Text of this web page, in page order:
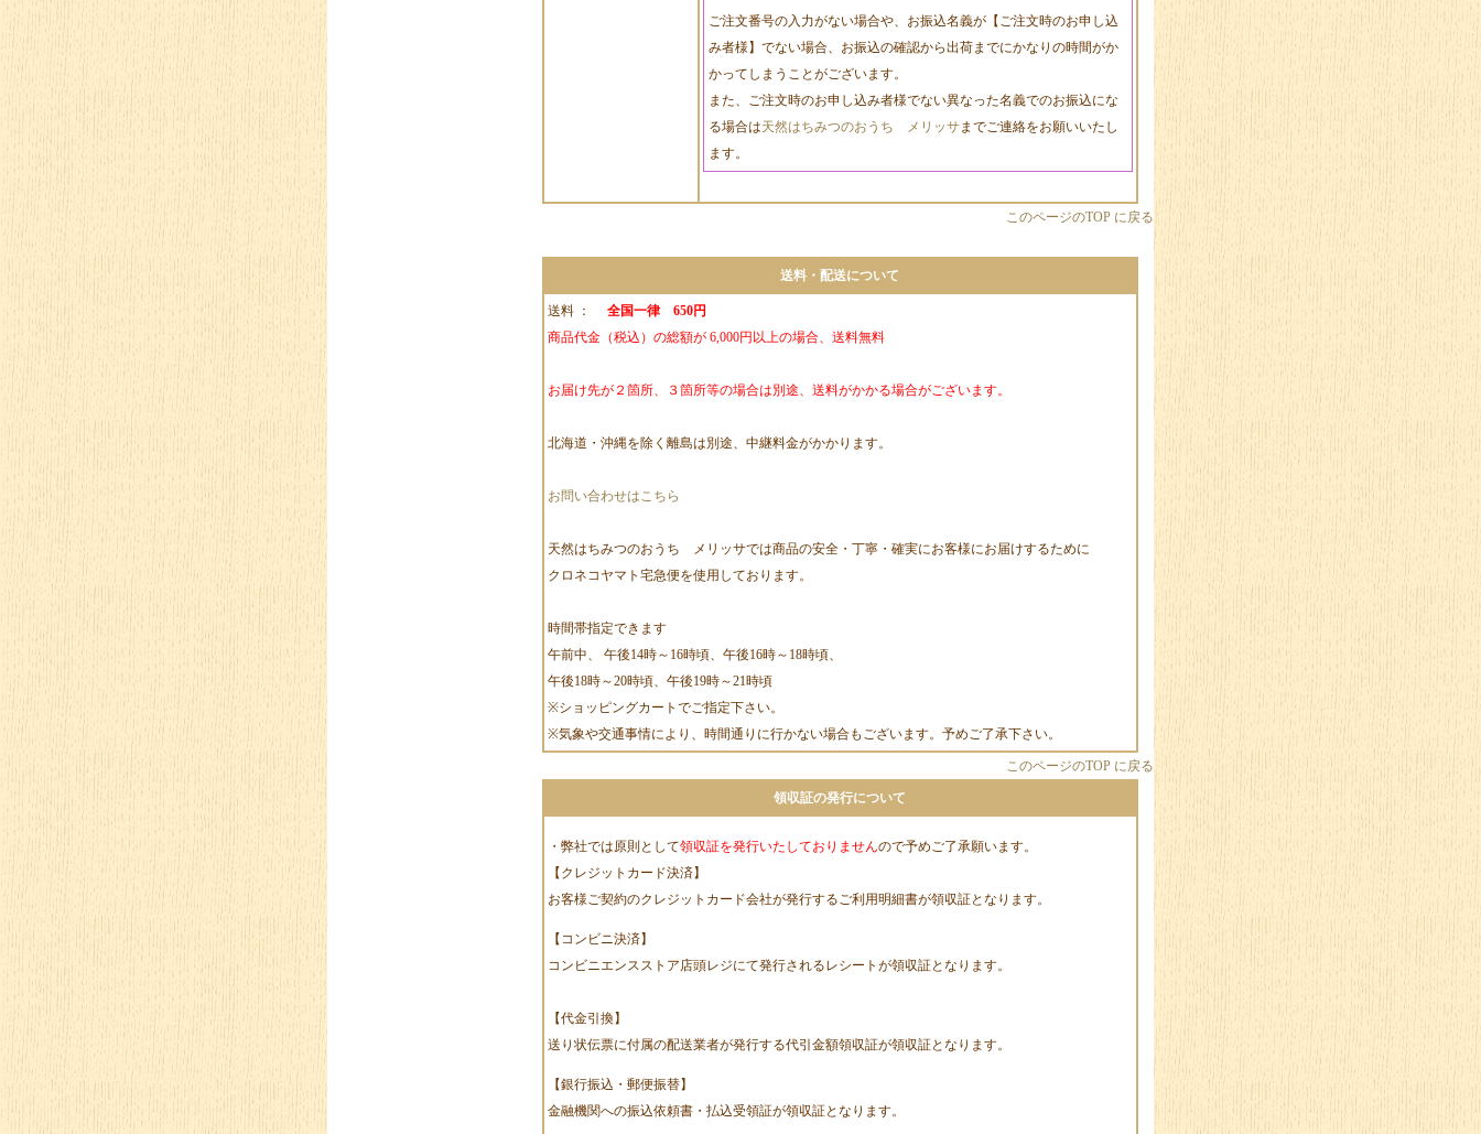
ご注文番号の入力がない場合や、お振込名義が【ご注文時のお申し込
み者様】でない場合、お振込の確認から出荷までにかなりの時間がか
かってしまうことがございます。
また、ご注文時のお申し込み者様でない異なった名義でのお振込にな
る場合は天然はちみつのおうち メリッサまでご連絡をお願いいたし
ます。
このページのTOP に戻る
送料・配送について
送料 ： 全国一律 650円
商品代金（税込）の総額が 6,000円以上の場合、送料無料
お届け先が２箇所、３箇所等の場合は別途、送料がかかる場合がございます。
北海道・沖縄を除く離島は別途、中継料金がかかります。
お問い合わせはこちら
天然はちみつのおうち メリッサでは商品の安全・丁寧・確実にお客様にお届けするために
クロネコヤマト宅急便を使用しております。
時間帯指定できます
午前中、 午後14時～16時頃、午後16時～18時頃、
午後18時～20時頃、午後19時～21時頃
※ショッピングカートでご指定下さい。
※気象や交通事情により、時間通りに行かない場合もございます。予めご了承下さい。
このページのTOP に戻る
領収証の発行について
・弊社では原則として領収証を発行いたしておりませんので予めご了承願います。
【クレジットカード決済】
お客様ご契約のクレジットカード会社が発行するご利用明細書が領収証となります。
【コンビニ決済】
コンビニエンスストア店頭レジにて発行されるレシートが領収証となります。
【代金引換】
送り状伝票に付属の配送業者が発行する代引金額領収証が領収証となります。
【銀行振込・郵便振替】
金融機関への振込依頼書・払込受領証が領収証となります。